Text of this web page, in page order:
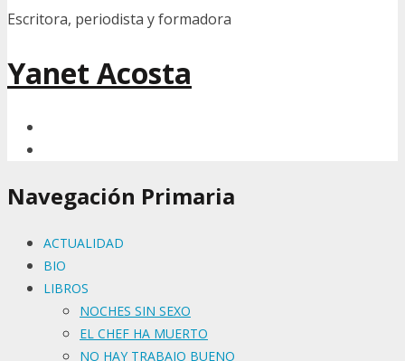
Escritora, periodista y formadora
Yanet Acosta
Navegación Primaria
ACTUALIDAD
BIO
LIBROS
NOCHES SIN SEXO
EL CHEF HA MUERTO
NO HAY TRABAJO BUENO